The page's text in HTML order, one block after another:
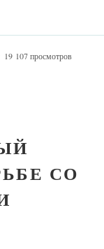
19 107 просмотров
СО